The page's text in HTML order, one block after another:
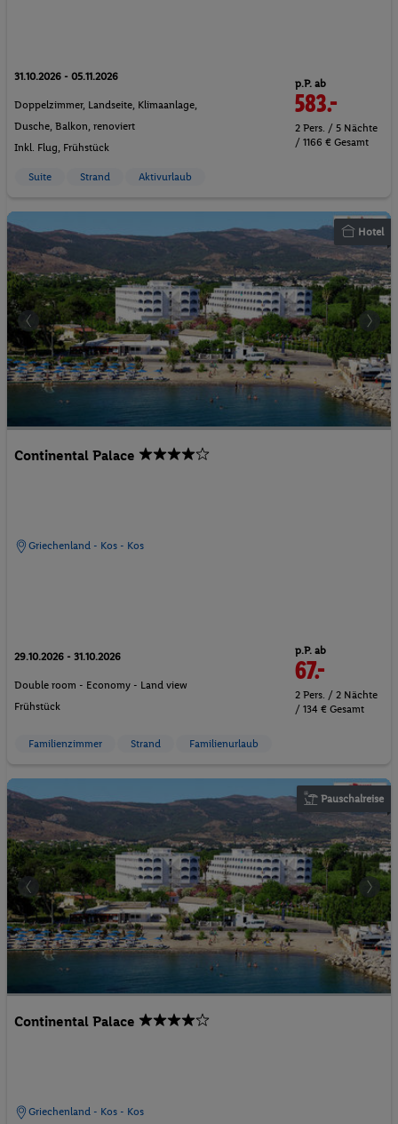
31.10.2026 - 05.11.2026
Doppelzimmer, Landseite, Klimaanlage,
Dusche, Balkon, renoviert
Inkl. Flug, Frühstück
p.P. ab
583.-
2 Pers. / 5 Nächte
/ 1166 € Gesamt
Suite Strand Aktivurlaub
Hotel
Continental Palace
Griechenland - Kos - Kos
29.10.2026 - 31.10.2026
Double room - Economy - Land view
Frühstück
p.P. ab
67.-
2 Pers. / 2 Nächte
/ 134 € Gesamt
Familienzimmer Strand Familienurlaub
Pauschalreise
Continental Palace
Griechenland - Kos - Kos